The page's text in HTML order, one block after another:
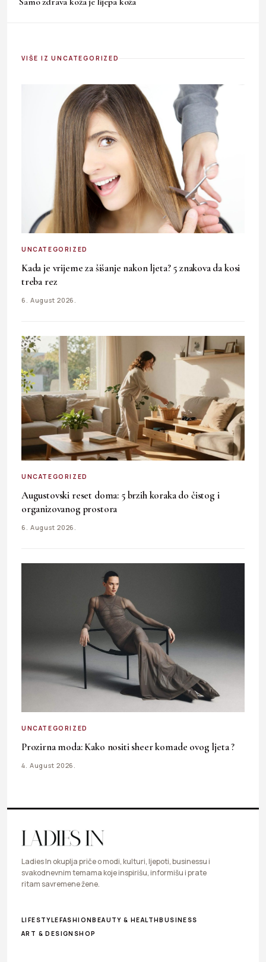
VIŠE IZ UNCATEGORIZED
UNCATEGORIZED
Kada je vrijeme za šišanje nakon ljeta? 5 znakova da kosi
treba rez
6. August 2026.
UNCATEGORIZED
Augustovski reset doma: 5 brzih koraka do čistog i
organizovanog prostora
6. August 2026.
UNCATEGORIZED
Prozirna moda: Kako nositi sheer komade ovog ljeta ?
4. August 2026.
Ladies In okuplja priče o modi, kulturi, ljepoti, businessu i
svakodnevnim temama koje inspirišu, informišu i prate
ritam savremene žene.
LIFESTYLEFASHIONBEAUTY & HEALTHBUSINESS
ART & DESIGN SHOP